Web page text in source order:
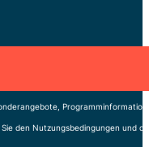
den Nutzungsbedingungen und